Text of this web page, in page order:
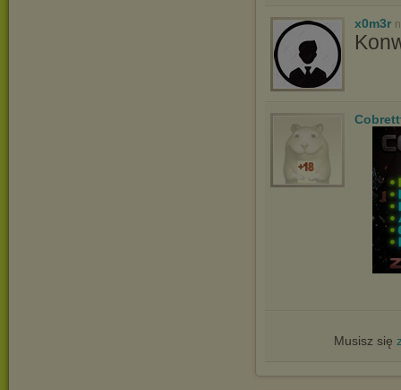
x0m3r
Musisz się